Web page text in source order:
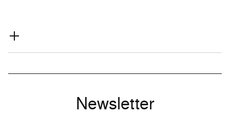
Newsletter